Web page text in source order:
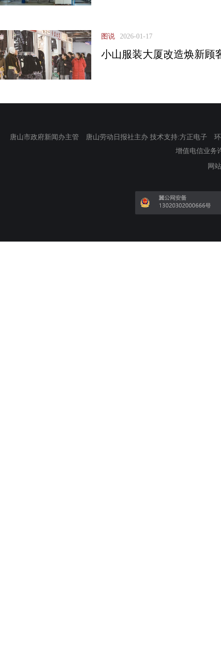
图说 2026-01-17
小山服装大厦改造焕新顾
唐山市政府新闻办主管 唐山劳动日报社主办 技术支持:方正电子
增值电信业务
网